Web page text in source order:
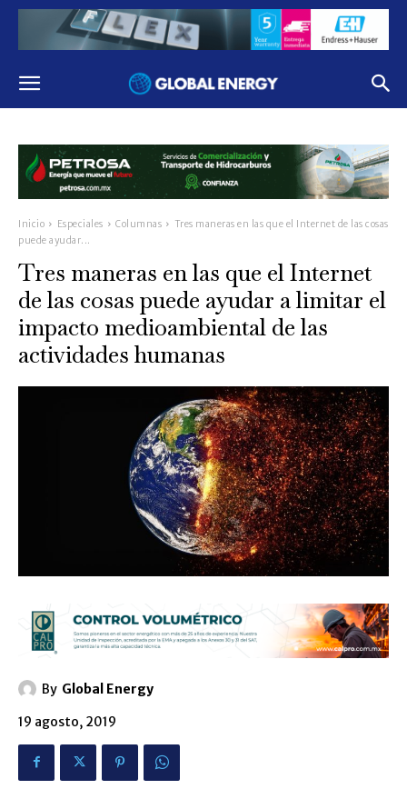
Inicio Especiales Columnas
Tres maneras en las que el Internet de las cosas
puede ayudar...
Tres maneras en las que el Internet
de las cosas puede ayudar a limitar el
impacto medioambiental de las
actividades humanas
By Global Energy
19 agosto, 2019